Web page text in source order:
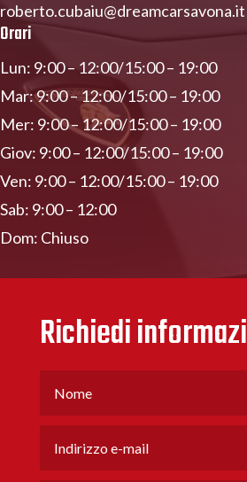
roberto.cubaiu@dreamcarsavona.it
Orari
Lun: 9:00 – 12:00/15:00 – 19:00
Mar: 9:00 – 12:00/15:00 – 19:00
Mer: 9:00 – 12:00/15:00 – 19:00
Giov: 9:00 – 12:00/15:00 – 19:00
Ven: 9:00 – 12:00/15:00 – 19:00
Sab: 9:00 – 12:00
Dom: Chiuso
Richiedi